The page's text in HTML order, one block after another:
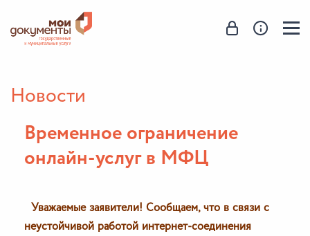
Новости
В ременное ограничение
онлайн-услуг в МФЦ
Уважаемые заявители! Сообщаем, что в связи с
неустойчивой работой интернет-соединения